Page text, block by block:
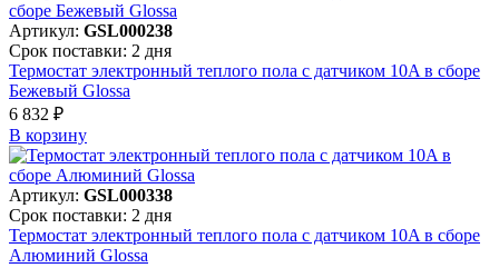
Артикул: GSL000238
Срок поставки: 2 дня
Термостат электронный теплого пола с датчиком 10A в сборе
Бежевый Glossa
6 832 ₽
В корзинy
Артикул: GSL000338
Срок поставки: 2 дня
Термостат электронный теплого пола с датчиком 10A в сборе
Алюминий Glossa